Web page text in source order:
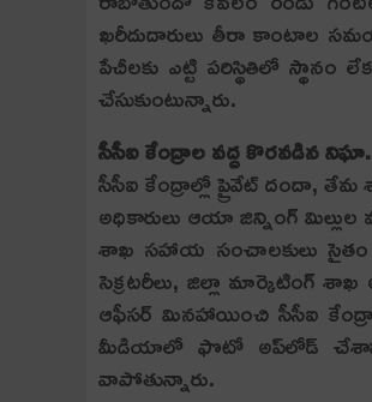
ఖరీదుదారులు తీరా కాంటాల
పేచీలకు ఎట్టి పరిస్థితిలో
చేసుకుంటున్నారు.
సీసీఐ కేంద్రాల వద్ద కొరవడిన
సీసీఐ కేంద్రాల్లో ప్రైవేట్‌ దందా, తేమ
అధికారులు ఆయా జిన్నింగ్‌ మిల్లుల
శాఖ సహాయ సంచాలకులు సైతం
సెక్రటరీలు, జిల్లా మార్కెటింగ్‌
ఆఫీసర్‌ మినహాయించి సీసీఐ
మీడియాలో ఫొటో అప్‌లోడ్‌ చేశామా
వాపోతున్నారు.